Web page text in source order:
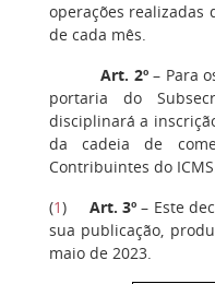
operações realizadas
de cada mês.
Art. 2º– Para
portaria do
disciplinará a
da cadeia de
Contribuintes do
(1) Art. 3º – Este
sua publicação,
maio de 2023.